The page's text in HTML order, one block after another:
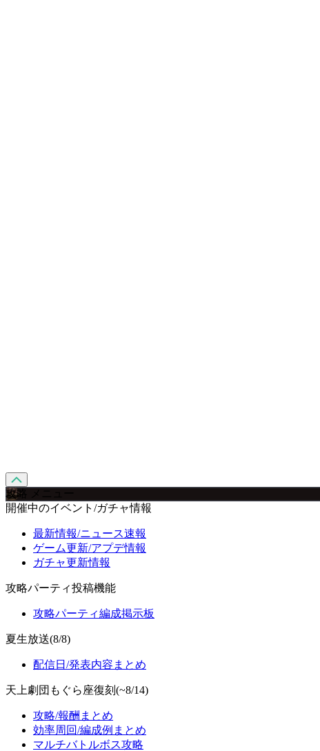
攻略 メニュー
開催中のイベント/ガチャ情報
最新情報/ニュース速報
ゲーム更新/アプデ情報
ガチャ更新情報
攻略パーティ投稿機能
攻略パーティ編成掲示板
夏生放送(8/8)
配信日/発表内容まとめ
天上劇団もぐら座復刻(~8/14)
攻略/報酬まとめ
効率周回/編成例まとめ
マルチバトルボス攻略